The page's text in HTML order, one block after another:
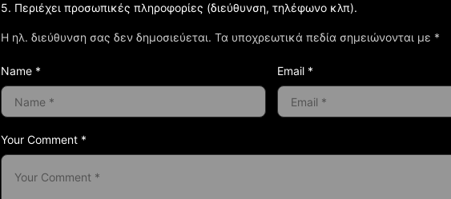
Η ηλ. διεύθυνση σας δεν δημοσιεύεται. Τα υποχρεωτικά πεδία σημειώνονται με *
Your Comment *
5. Περιέχει προσωπικές πληροφορίες (διεύθυνση, τηλέφωνο κλπ).
Name * Email *